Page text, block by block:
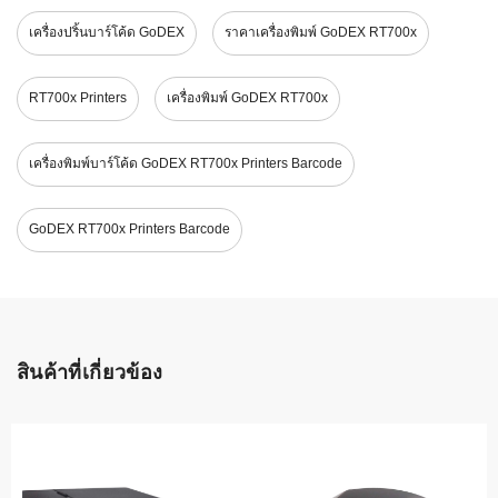
เครื่องปริ้นบาร์โค้ด GoDEX ราคาเครื่องพิมพ์ GoDEX RT700x
RT700x Printers เครื่องพิมพ์ GoDEX RT700x
เครื่องพิมพ์บาร์โค้ด GoDEX RT700x Printers Barcode
GoDEX RT700x Printers Barcode
สินค้าที่เกี่ยวข้อง